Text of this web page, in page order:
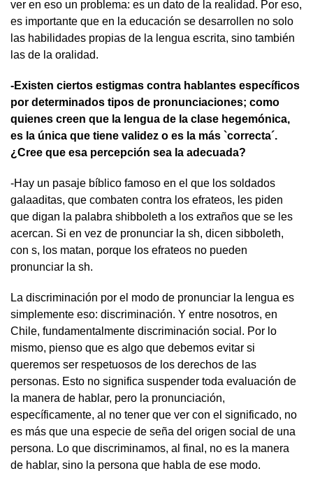
ver en eso un problema: es un dato de la realidad. Por eso,
es importante que en la educación se desarrollen no solo
las habilidades propias de la lengua escrita, sino también
las de la oralidad.
-Existen ciertos estigmas contra hablantes específicos
por determinados tipos de pronunciaciones; como
quienes creen que la lengua de la clase hegemónica,
es la única que tiene validez o es la más `correcta´.
¿Cree que esa percepción sea la adecuada?
-Hay un pasaje bíblico famoso en el que los soldados
galaaditas, que combaten contra los efrateos, les piden
que digan la palabra shibboleth a los extraños que se les
acercan. Si en vez de pronunciar la sh, dicen sibboleth,
con s, los matan, porque los efrateos no pueden
pronunciar la sh.
La discriminación por el modo de pronunciar la lengua es
simplemente eso: discriminación. Y entre nosotros, en
Chile, fundamentalmente discriminación social. Por lo
mismo, pienso que es algo que debemos evitar si
queremos ser respetuosos de los derechos de las
personas. Esto no significa suspender toda evaluación de
la manera de hablar, pero la pronunciación,
específicamente, al no tener que ver con el significado, no
es más que una especie de seña del origen social de una
persona. Lo que discriminamos, al final, no es la manera
de hablar, sino la persona que habla de ese modo.